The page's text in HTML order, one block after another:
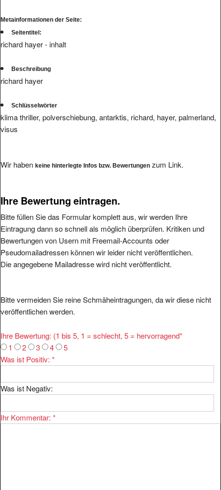
Metainformationen der Seite:
Seitentitel:
richard hayer - inhalt
Beschreibung
richard hayer
Schlüsselwörter
klima thriller, polverschiebung, antarktis, richard, hayer, palmerland,
visus
Wir haben keine hinterlegte Infos bzw. Bewertungen zum Link.
Ihre Bewertung eintragen.
Bitte füllen Sie das Formular komplett aus, wir werden Ihre
Eintragung dann so schnell als möglich überprüfen. Kritiken und
Bewertungen von Usern mit Freemail-Accounts oder
Pseudomailadressen können wir leider nicht veröffentlichen.
Die angegebene Mailadresse wird nicht veröffentlicht.
Bitte vermeiden Sie reine Schmäheintragungen, da wir diese nicht
veröffentlichen werden.
Ihre Bewertung: (1 bis 5, 1 = schlecht, 5 = hervorragend*
1
2 3 4
5
Was ist Positiv: *
Was ist Negativ:
Ihr Kommentar: *